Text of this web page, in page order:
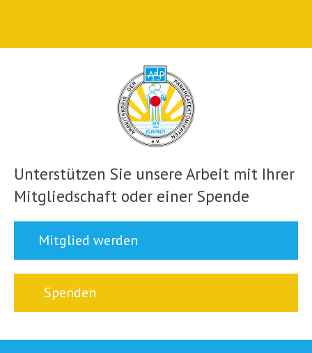
Unterstützen Sie unsere Arbeit mit Ihrer
Mitgliedschaft oder einer Spende
Mitglied werden
Spenden